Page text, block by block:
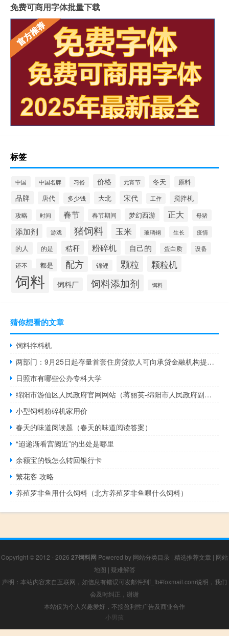
免费可商用字体批量下载
标签
中国 中国名牌 习俗 价格 元宵节 冬天 原料
品牌 唐代 多少钱 大北 宋代 工作 搅拌机
攻略 时间 春节 春节期间 梦幻西游 正大 母猪
添加剂 游戏 猪饲料 玉米 玻璃钢 生长 疫情
的人 的是 秸秆 粉碎机 自己的 蛋白质 设备
还不 都是 配方 锦鲤 颗粒 颗粒机
饲料 饲料厂 饲料添加剂 饵料
猜你想看的文章
饲料拌料机
两部门：9月25日起存量首套住房贷款人可向承贷金融机构提出申请置换存量首套住房商业性个人住房贷款
日照市有哪些公办专科大学
绵阳市游仙区人民政府官网网站（蒋丽英-绵阳市人民政府副市长简介）
小型饲料粉碎机家用价
春天的味道阅读题（春天的味道阅读答案）
“迢递渐看宫阙近”的出处是哪里
余额宝的钱怎么转回银行卡
繁花客 攻略
养殖罗非鱼用什么饲料（北方养殖罗非鱼喂什么饲料）
Copyright © 2012 - 2026 27饲料网 Powered by 网站分类目录 | 精选推荐文章 | 网站
地图 | 疑难解答
声明：本站内容来自互联网，如信息有错误可发邮件到f_fb#foxmail.com说明，我们
会及时纠正，谢谢
本站仅为个人兴趣爱好，不接盈利性广告及商业合作
小男孩